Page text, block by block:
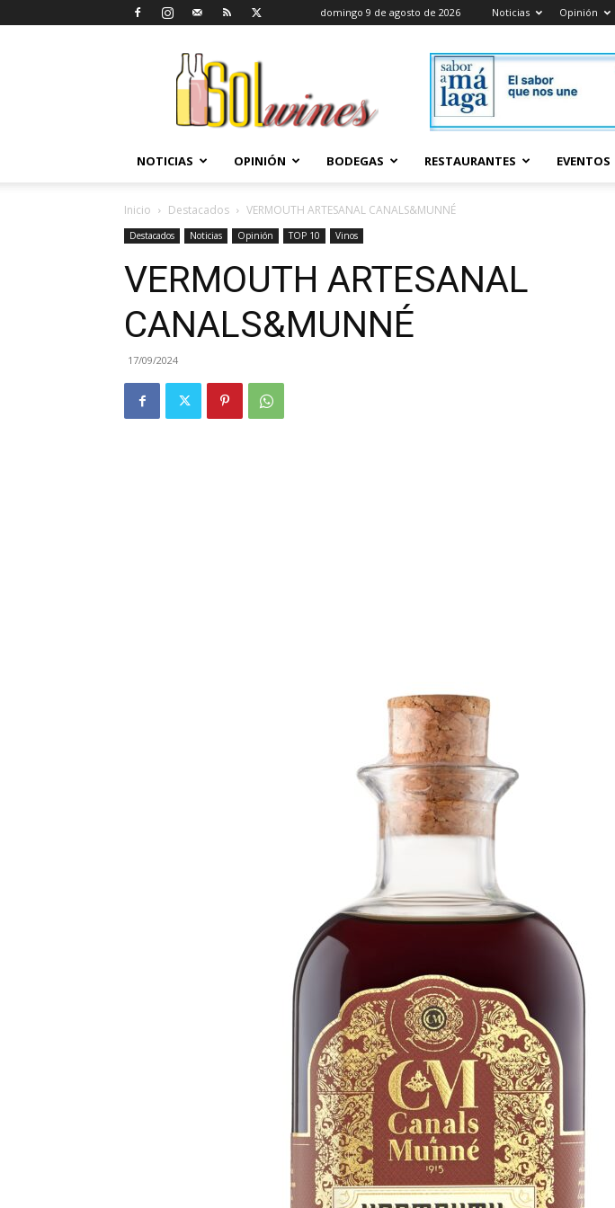
domingo 9 de agosto de 2026 Noticias Opinión
NOTICIAS OPINIÓN BODEGAS RESTAURANTES EVENTOS
Inicio Destacados VERMOUTH ARTESANAL CANALS&MUNNÉ
Destacados Noticias Opinión TOP 10 Vinos
VERMOUTH ARTESANAL
CANALS&MUNNÉ
17/09/2024